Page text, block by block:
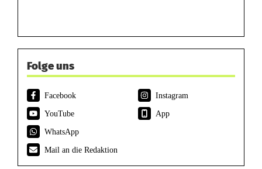
Folge uns
Facebook
Instagram
YouTube
App
WhatsApp
Mail an die Redaktion